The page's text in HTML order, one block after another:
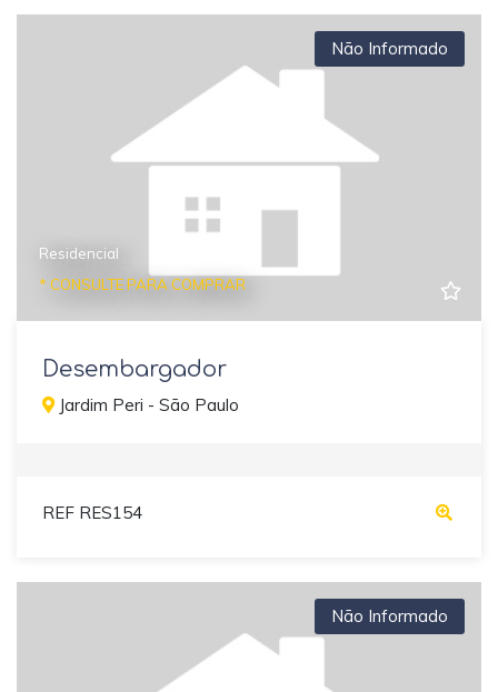
Não Informado
Residencial
* CONSULTE PARA COMPRAR
Desembargador
Jardim Peri - São Paulo
REF RES154
Não Informado